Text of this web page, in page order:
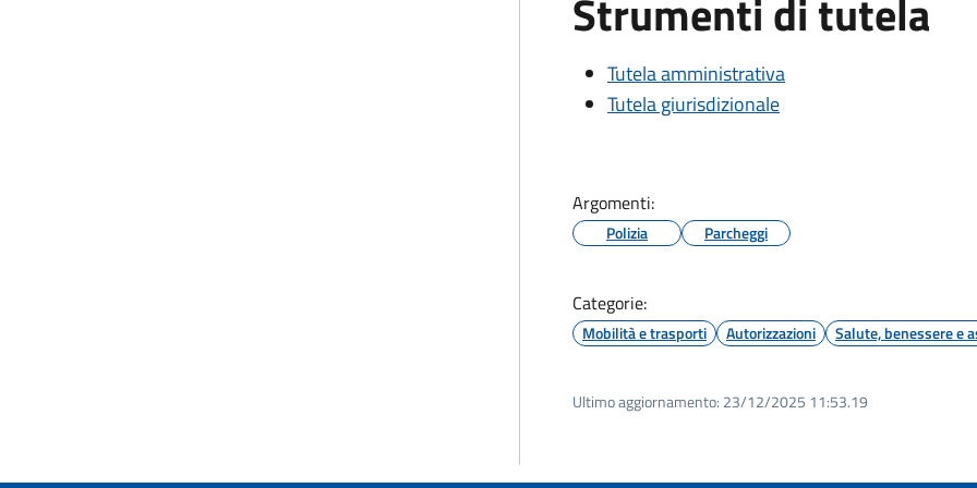
Strumenti di tutela
Tutela amministrativa
Tutela giurisdizionale
Argomenti:
Polizia Parcheggi
Categorie:
Mobilità e trasporti Autorizzazioni Salute, benessere e
Ultimo aggiornamento: 23/12/2025 11:53.19